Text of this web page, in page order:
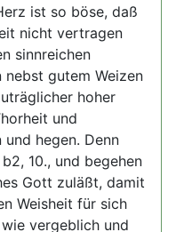
ist so böse, daß
nicht vertragen
sinnreichen
nebst gutem Weizen
hoher
und
hegen. Denn
10., und begehen
Gott zuläßt, damit
Weisheit für sich
vergeblich und